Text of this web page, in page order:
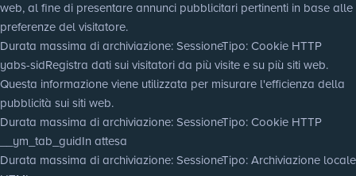
web, al fine di presentare annunci pubblicitari pertinenti in base alle
preferenze del visitatore.
Durata massima di archiviazione: SessioneTipo: Cookie HTTP
yabs-sidRegistra dati sui visitatori da più visite e su più siti web.
Questa informazione viene utilizzata per misurare l'efficienza della
pubblicità sui siti web.
Durata massima di archiviazione: SessioneTipo: Cookie HTTP
__ym_tab_guidIn attesa
Durata massima di archiviazione: SessioneTipo: Archiviazione locale